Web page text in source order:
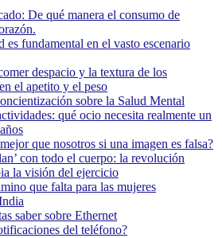
De qué manera el consumo de
es fundamental en el vasto escenario
despacio y la textura de los
el apetito y el peso
sobre la Salud Mental
qué ocio necesita realmente un
que nosotros si una imagen es falsa?
con todo el cuerpo: la revolución
la visión del ejercicio
que falta para las mujeres
saber sobre Ethernet
del teléfono?